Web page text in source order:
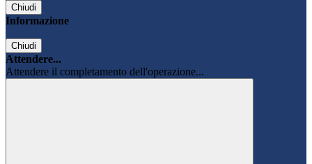
Chiudi
Informazione
Chiudi
Attendere...
Attendere il completamento dell'operazione...